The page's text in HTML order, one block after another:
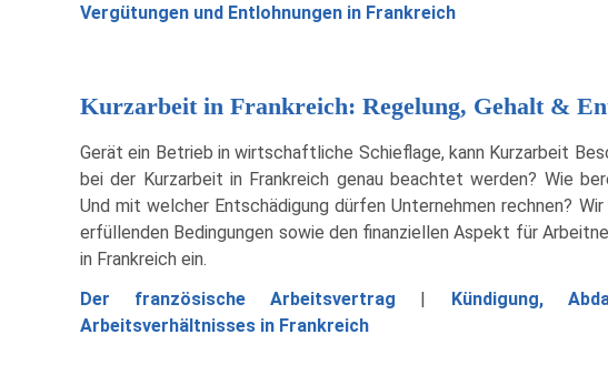
Vergütungen und Entlohnungen in Frankreich
Kurzarbeit in Frankreich: Regelung, Gehalt &
Gerät ein Betrieb in wirtschaftliche Schieflage, kann Kurzarbeit
bei der Kurzarbeit in Frankreich genau beachtet werden? Wie
Und mit welcher Entschädigung dürfen Unternehmen rechnen?
erfüllenden Bedingungen sowie den finanziellen Aspekt für
in Frankreich ein.
Der französische Arbeitsvertrag
Kündigung,
Arbeitsverhältnisses in Frankreich